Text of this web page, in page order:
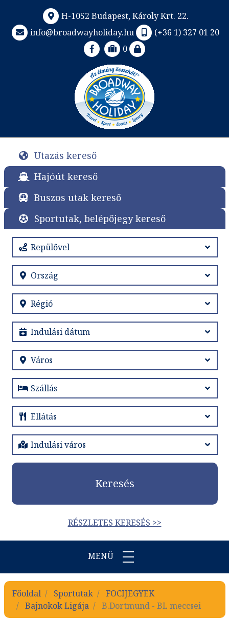
H-1052 Budapest, Károly Krt. 22.
info@broadwayholiday.hu
(+36 1) 327 01 20
0
Utazás kereső
Hajóút kereső
Buszos utak kereső
Sportutak, belépőjegy kereső
Keresés
RÉSZLETES KERESÉS >>
MENÜ
Főoldal Sportutak
FOCIJEGYEK
Bajnokok Ligája
B.Dortmund - BL meccsei